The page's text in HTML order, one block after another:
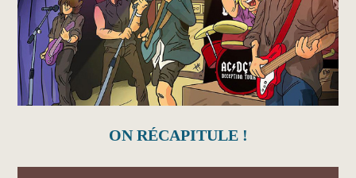
ON RÉCAPITULE !